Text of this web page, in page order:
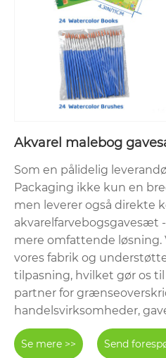
Akvarel malebog
Som en pålidelig
Packaging ikke kun en
men leverer også direkte
akvarelfarvebogsgavesæt
mere omfattende løsning.
vores fabrik og
tilpasning, hvilket gør os
partner for
handelsvirksomheder,
Se mere >> Send